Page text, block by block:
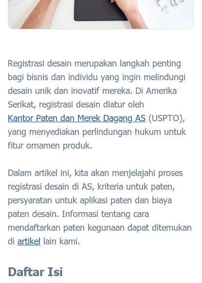
Registrasi desain merupakan langkah penting
bagi bisnis dan individu yang ingin melindungi
desain unik dan inovatif mereka. Di Amerika
Serikat, registrasi desain diatur oleh
Kantor Paten dan Merek Dagang AS (USPTO),
yang menyediakan perlindungan hukum untuk
fitur ornamen produk.
Dalam artikel ini, kita akan menjelajahi proses
registrasi desain di AS, kriteria untuk paten,
persyaratan untuk aplikasi paten dan biaya
paten desain. Informasi tentang cara
mendaftarkan paten kegunaan dapat ditemukan
di artikel lain kami.
Daftar Isi